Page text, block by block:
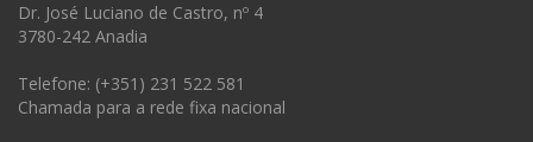
Dr. José Luciano de Castro, nº 4
3780-242 Anadia
Telefone: (+351) 231 522 581
Chamada para a rede fixa nacional